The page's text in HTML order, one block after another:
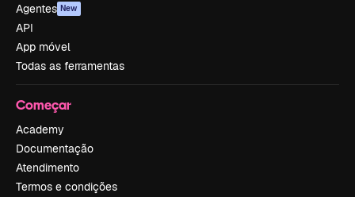
Agentes New
API
App móvel
Todas as ferramentas
Começar
Academy
Documentação
Atendimento
Termos e condições